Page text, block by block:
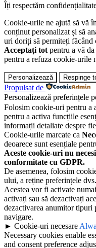
Îți respectăm
Cookie-urile ne ajută să vă
conținut personalizat și să
uri doriți să permiteți făcând
Acceptați tot pentru a vă
pentru a refuza cookie-urile
Personalizează Respinge
Propulsat de
Personalizează preferințele
Folosim cookie-uri pentru a
pentru a activa funcțiile
informații detaliate despre
Cookie-urile marcate ca
deoarece sunt esențiale
Aceste cookie-uri nu
conformitate cu GDPR.
De asemenea, folosim
ului, a reține preferințele
Acestea vor fi activate
activați sau să dezactivați
dezactivarea anumitor tipuri
navigare.
► Cookie-uri necesare
Necessary cookies enable
and consent preference